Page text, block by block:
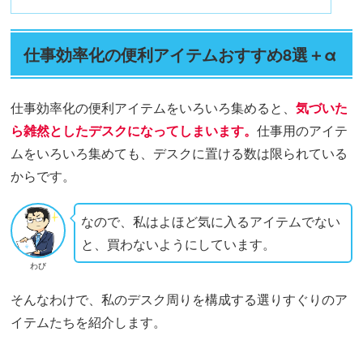
仕事効率化の便利アイテムおすすめ8選＋α
仕事効率化の便利アイテムをいろいろ集めると、気づいた
ら雑然としたデスクになってしまいます。仕事用のアイテ
ムをいろいろ集めても、デスクに置ける数は限られている
からです。
わび
なので、私はよほど気に入るアイテムでない
と、買わないようにしています。
そんなわけで、私のデスク周りを構成する選りすぐりのア
イテムたちを紹介します。